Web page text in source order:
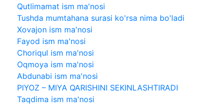
Qutlimamat ism ma'nosi
Tushda mumtahana surasi ko'rsa nima bo'ladi
Xovajon ism ma'nosi
Fayod ism ma'nosi
Choriqul ism ma'nosi
Oqmoya ism ma'nosi
Abdunabi ism ma'nosi
PIYOZ – MIYA QARISHINI SЕKINLASHTIRADI
Taqdima ism ma'nosi